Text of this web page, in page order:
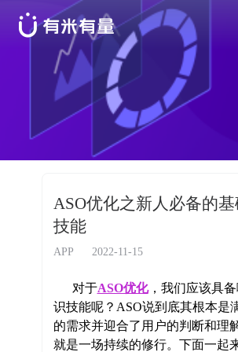
苹果应用商店优化
安卓应用商店优化
EN
ASO优化之新人必备的
技能
APP 2022-11-15
对于ASO优化，我们应该具
识技能呢？ASO说到底其根本是
的需求并迎合了用户的判断和理
就是一场持续的修行。下面一起